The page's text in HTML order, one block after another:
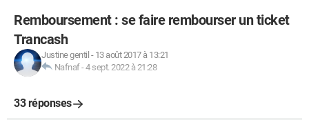
Remboursement : se faire rembourser un ticket
Trancash
Justine gentil - 13 août 2017 à 13:21
Nafnaf-4 sept. 2022 à 21:28
33 réponses